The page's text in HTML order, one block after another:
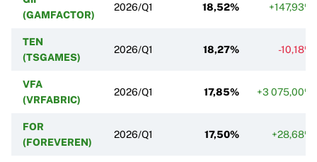
(GAMFACTOR)
2026/Q1 18,52% +147,93%
TEN
(TSGAMES)
2026/Q1 18,27% -10,18%
VFA
(VRFABRIC)
2026/Q1 17,85% +3 075,00%
FOR
(FOREVEREN)
2026/Q1 17,50% +28,68%